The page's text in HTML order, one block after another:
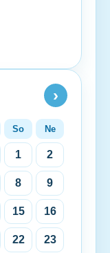
›
So Ne
1 2
8 9
15 16
22 23